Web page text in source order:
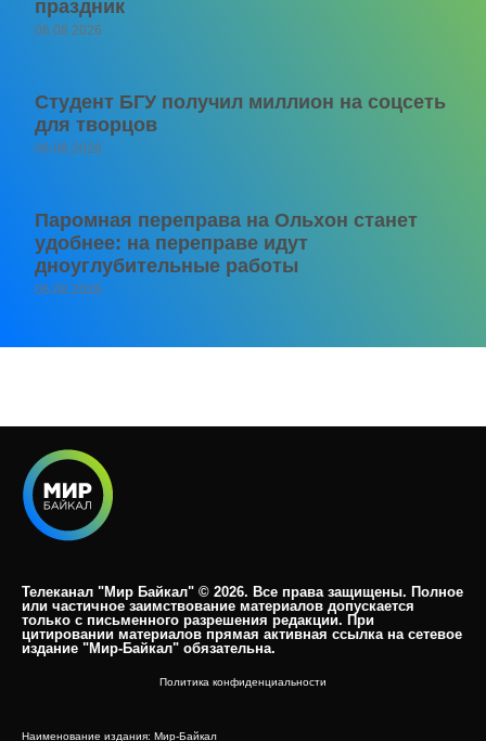
праздник
06.08.2026
Студент БГУ получил миллион на соцсеть
для творцов
06.08.2026
Паромная переправа на Ольхон станет
удобнее: на переправе идут
дноуглубительные работы
06.08.2026
Телеканал "Мир Байкал" © 2026. Все права защищены. Полное
или частичное заимствование материалов допускается
только с письменного разрешения редакции. При
цитировании материалов прямая активная ссылка на сетевое
издание "Мир-Байкал" обязательна.​
Политика конфиденциальности
Наименование издания: Мир-Байкал